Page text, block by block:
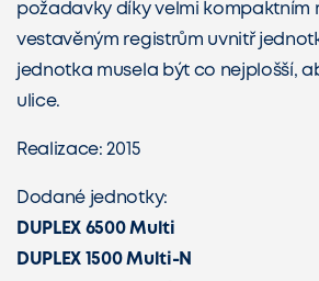
požadavky díky velmi kompaktním
vestavěným registrům uvnitř
jednotka musela být co nejplošší,
ulice.
Realizace: 2015
Dodané jednotky:
DUPLEX 6500 Multi
DUPLEX 1500 Multi-N